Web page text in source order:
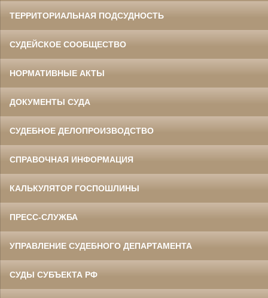
ТЕРРИТОРИАЛЬНАЯ ПОДСУДНОСТЬ
СУДЕЙСКОЕ СООБЩЕСТВО
НОРМАТИВНЫЕ АКТЫ
ДОКУМЕНТЫ СУДА
СУДЕБНОЕ ДЕЛОПРОИЗВОДСТВО
СПРАВОЧНАЯ ИНФОРМАЦИЯ
КАЛЬКУЛЯТОР ГОСПОШЛИНЫ
ПРЕСС-СЛУЖБА
УПРАВЛЕНИЕ СУДЕБНОГО ДЕПАРТАМЕНТА
СУДЫ СУБЪЕКТА РФ